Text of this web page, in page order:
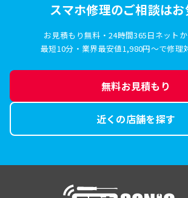
スマホ修理のご相談は
お見積もり無料・24時間365日ネットか
最短10分・業界最安値1,980円〜で修理
無料お見積もり
近くの店舗を探す